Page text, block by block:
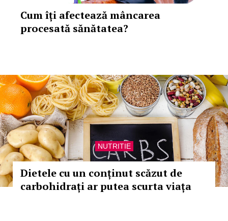
Cum îți afectează mâncarea
procesată sănătatea?
NUTRITIE
Dietele cu un conținut scăzut de
carbohidrați ar putea scurta viața